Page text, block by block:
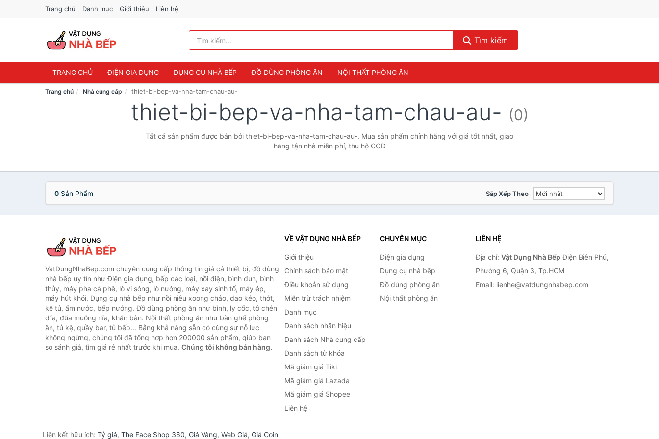
Trang chủ Danh mục Giới thiệu Liên hệ
Tìm kiếm
TRANG CHỦ ĐIỆN GIA DỤNG DỤNG CỤ NHÀ BẾP ĐỒ DÙNG PHÒNG ĂN NỘI THẤT PHÒNG ĂN
Trang chủ Nhà cung cấp thiet-bi-bep-va-nha-tam-chau-au-
thiet-bi-bep-va-nha-tam-chau-au- (0)
Tất cả sản phẩm được bán bởi thiet-bi-bep-va-nha-tam-chau-au-. Mua sản phẩm chính hãng với giá tốt nhất, giao
hàng tận nhà miễn phí, thu hộ COD
0 Sản Phẩm Sắp Xếp Theo
VatDungNhaBep.com chuyên cung cấp thông tin giá cả thiết bị, đồ dùng
nhà bếp uy tín như Điện gia dụng, bếp các loại, nồi điện, bình đun, bình
thủy, máy pha cà phê, lò vi sóng, lò nướng, máy xay sinh tố, máy ép,
máy hút khói. Dụng cụ nhà bếp như nồi niêu xoong chảo, dao kéo, thớt,
kệ tủ, ấm nước, bếp nướng. Đồ dùng phòng ăn như bình, ly cốc, tô chén
dĩa, đũa muỗng nĩa, khăn bàn. Nội thất phòng ăn như bàn ghế phòng
ăn, tủ kệ, quầy bar, tủ bếp... Bằng khả năng sẵn có cùng sự nỗ lực
không ngừng, chúng tôi đã tổng hợp hơn 200000 sản phẩm, giúp bạn
so sánh giá, tìm giá rẻ nhất trước khi mua. Chúng tôi không bán hàng.
VỀ VẬT DỤNG NHÀ BẾP
Giới thiệu
Chính sách bảo mật
Điều khoản sử dụng
Miễn trừ trách nhiệm
Danh mục
Danh sách nhãn hiệu
Danh sách Nhà cung cấp
Danh sách từ khóa
Mã giảm giá Tiki
Mã giảm giá Lazada
Mã giảm giá Shopee
Liên hệ
CHUYÊN MỤC
Điện gia dụng
Dụng cụ nhà bếp
Đồ dùng phòng ăn
Nội thất phòng ăn
LIÊN HỆ
Địa chỉ: Vật Dụng Nhà Bếp Điện Biên Phủ,
Phường 6, Quận 3, Tp.HCM
Email: lienhe@vatdungnhabep.com
Liên kết hữu ích: Tỷ giá, The Face Shop 360, Giá Vàng, Web Giá, Giá Coin